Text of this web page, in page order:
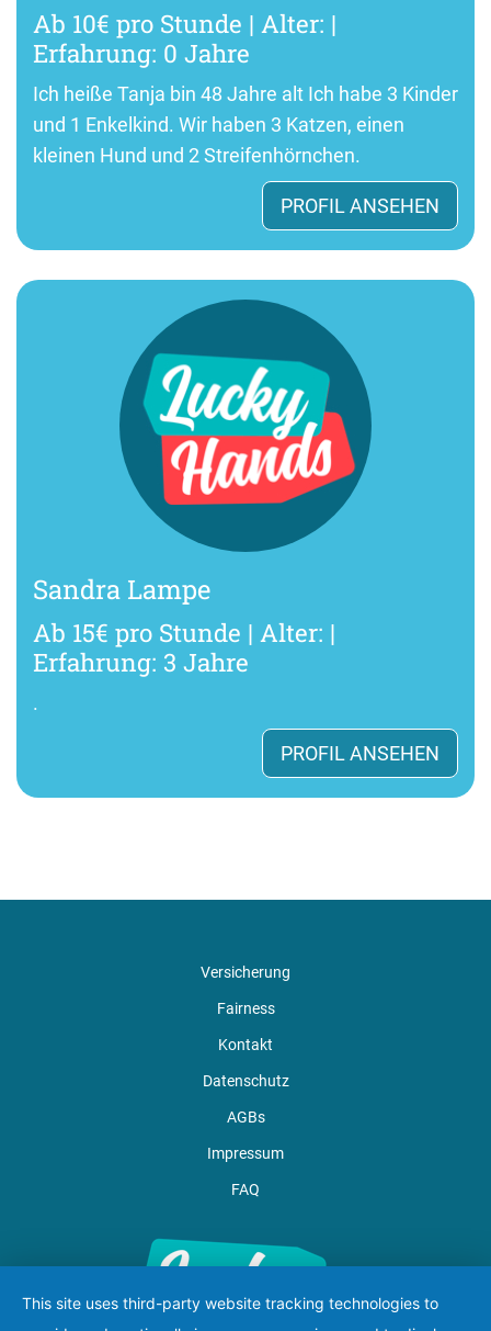
Ab 10€ pro Stunde | Alter: |
Erfahrung: 0 Jahre
Ich heiße Tanja bin 48 Jahre alt Ich habe 3 Kinder
und 1 Enkelkind. Wir haben 3 Katzen, einen
kleinen Hund und 2 Streifenhörnchen.
PROFIL ANSEHEN
Sandra Lampe
Ab 15€ pro Stunde | Alter: |
Erfahrung: 3 Jahre
.
PROFIL ANSEHEN
Versicherung
Fairness
Kontakt
Datenschutz
AGBs
Impressum
FAQ
This site uses third-party website tracking technologies to